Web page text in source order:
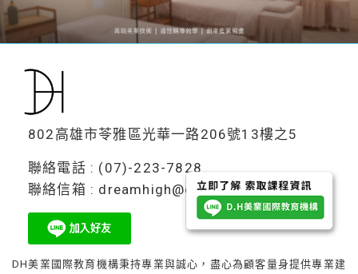
802高雄市苓雅區光華一路206號13樓之5
聯絡電話 : (07)-223-7828
聯絡信箱 : dreamhigh@dh-beautylab.com
DH美業國際教育機構秉持專業與誠心，盡心為顧客量身提供專業建